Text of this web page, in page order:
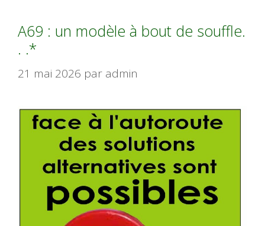
A69 : un modèle à bout de souffle.
. .*
21 mai 2026 par admin